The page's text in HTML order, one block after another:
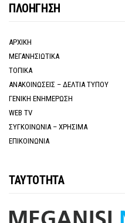
ΠΛΟΗΓΗΣΗ
ΑΡΧΙΚΗ
ΜΕΓΑΝΗΣΙΩΤΙΚΑ
ΤΟΠΙΚΑ
ΑΝΑΚΟΙΝΩΣΕΙΣ – ΔΕΛΤΙΑ ΤΥΠΟΥ
ΓΕΝΙΚΗ ΕΝΗΜΕΡΩΣΗ
WEB TV
ΣΥΓΚΟΙΝΩΝΙΑ – ΧΡΗΣΙΜΑ
ΕΠΙΚΟΙΝΩΝΙΑ
ΤΑΥΤΟΤΗΤΑ